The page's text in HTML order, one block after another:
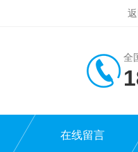
全
在线留言